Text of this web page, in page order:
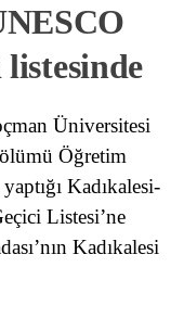
listesinde
Üniversitesi
Öğretim
Kadıkalesi-
Listesi’ne
Kadıkalesi